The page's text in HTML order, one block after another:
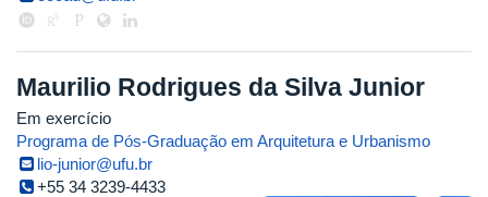
Maurilio Rodrigues da Silva Junior
Em exercício
Programa de Pós-Graduação em Arquitetura e Urbanismo
lio-junior@ufu.br
+55 34 3239-4433